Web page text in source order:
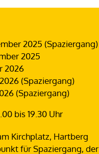
2025 (Spaziergang)
2025
2026
(Spaziergang)
(Spaziergang)
bis 19.30 Uhr
Kirchplatz, Hartberg
für Spaziergang, der